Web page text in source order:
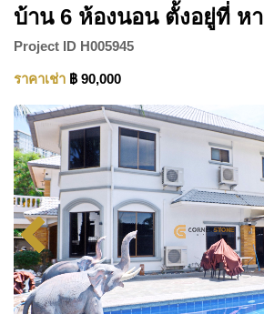
บ้าน 6 ห้องนอน ตั้งอยู่ที่ ห
Project ID H005945
ราคาเช่า ฿ 90,000